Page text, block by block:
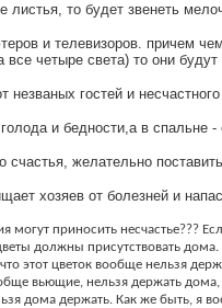
то будет звенеть
и телевизоров. причем
четыре света) то они
незваных гостей и
и бедности,а в спальне
счастья, желательно
хозяев от болезней и
могут приносить несчастье???
должны присутствовать
этот цветок вообще нельзя
вьющие, нельзя держать
дома держать. Как же быть, я